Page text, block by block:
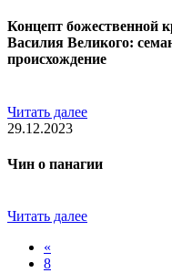
Концепт божественной
Василия Великого:
происхождение
Читать далее
29.12.2023
Чин о панагии
Читать далее
«
8